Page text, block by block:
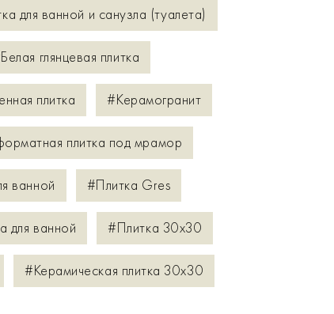
для ванной и санузла (туалета)
глянцевая плитка
плитка #Керамогранит
плитка под мрамор
ванной #Плитка Gres
для ванной #Плитка 30x30
#Керамическая плитка 30x30